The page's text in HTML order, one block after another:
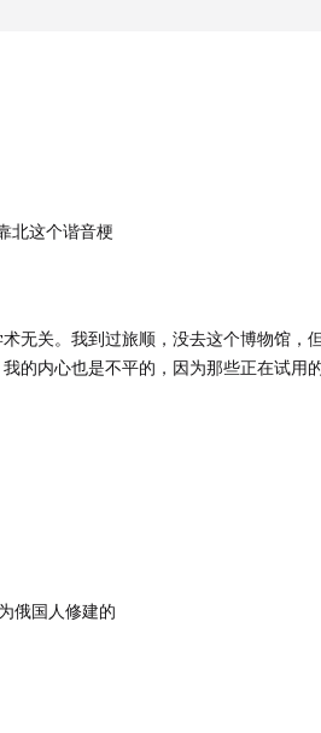
北这个谐音梗
无关。我到过旅顺，没去这个博物馆，
的内心也是不平的，因为那些正在试用
俄国人修建的